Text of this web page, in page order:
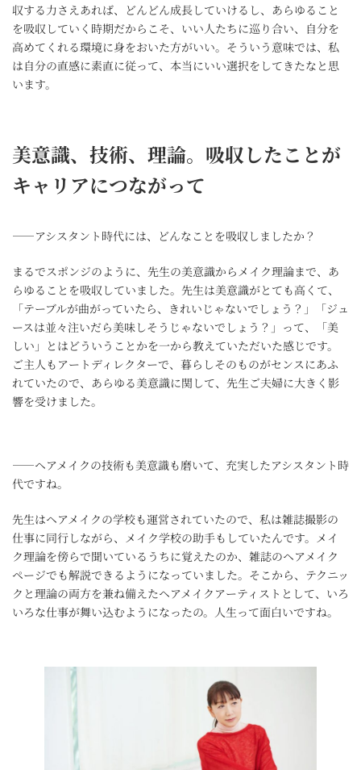
収する力さえあれば、どんどん成長していけるし、あらゆること
を吸収していく時期だからこそ、いい人たちに巡り合い、自分を
高めてくれる環境に身をおいた方がいい。そういう意味では、私
は自分の直感に素直に従って、本当にいい選択をしてきたなと思
います。
美意識、技術、理論。吸収したことが
キャリアにつながって
――アシスタント時代には、どんなことを吸収しましたか？
まるでスポンジのように、先生の美意識からメイク理論まで、あ
らゆることを吸収していました。先生は美意識がとても高くて、
「テーブルが曲がっていたら、きれいじゃないでしょう？」「ジュ
ースは並々注いだら美味しそうじゃないでしょう？」って、「美
しい」とはどういうことかを一から教えていただいた感じです。
ご主人もアートディレクターで、暮らしそのものがセンスにあふ
れていたので、あらゆる美意識に関して、先生ご夫婦に大きく影
響を受けました。
――ヘアメイクの技術も美意識も磨いて、充実したアシスタント時
代ですね。
先生はヘアメイクの学校も運営されていたので、私は雑誌撮影の
仕事に同行しながら、メイク学校の助手もしていたんです。メイ
ク理論を傍らで聞いているうちに覚えたのか、雑誌のヘアメイク
ページでも解説できるようになっていました。そこから、テクニッ
クと理論の両方を兼ね備えたヘアメイクアーティストとして、いろ
いろな仕事が舞い込むようになったの。人生って面白いですね。